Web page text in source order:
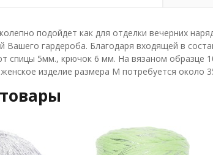
подойдет как для отделки вечерних
Вашего гардероба. Благодаря входящей в
спицы 5мм., крючок 6 мм. На вязаном образце
изделие размера М потребуется около